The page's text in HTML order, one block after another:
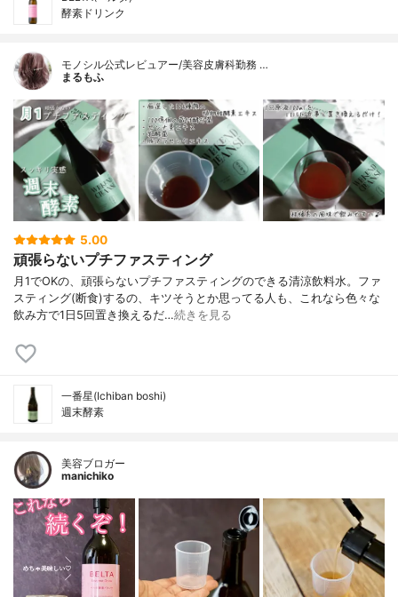
酵素ドリンク
モノシル公式レビュアー/美容皮膚科勤務 …
まるもふ
5.00
頑張らないプチファスティング
月1でOKの、頑張らないプチファスティングのできる清涼飲料水。ファ
スティング(断食)するの、キツそうとか思ってる人も、これなら色々な
飲み方で1日5回置き換えるだ…続きを見る
一番星(Ichiban boshi)
週末酵素
美容ブロガー
manichiko